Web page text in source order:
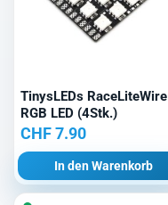
TinysLEDs RaceLiteWire
RGB LED (4Stk.)
CHF7.90
In den Warenkorb